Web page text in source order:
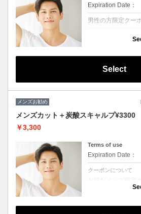
Expiration Date：
男性の方限定クー
眉毛のお手入れも
かな印象になりま
Select
メンズお勧め
メンズカット＋炭酸スキャルプ¥3300
￥3,300
Terms of use
Expiration Date：
クーポンについて